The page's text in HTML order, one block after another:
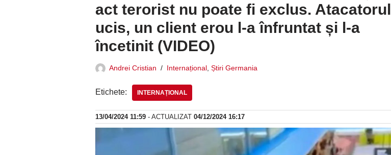
act terorist nu poate fi exclus. Atacatorul
ucis, un client erou l-a înfruntat și l-a
încetinit (VIDEO)
Andrei Cristian Internațional Știri Germania
Etichete: INTERNAȚIONAL
13/04/2024 11:59 - ACTUALIZAT 04/12/2024 16:17